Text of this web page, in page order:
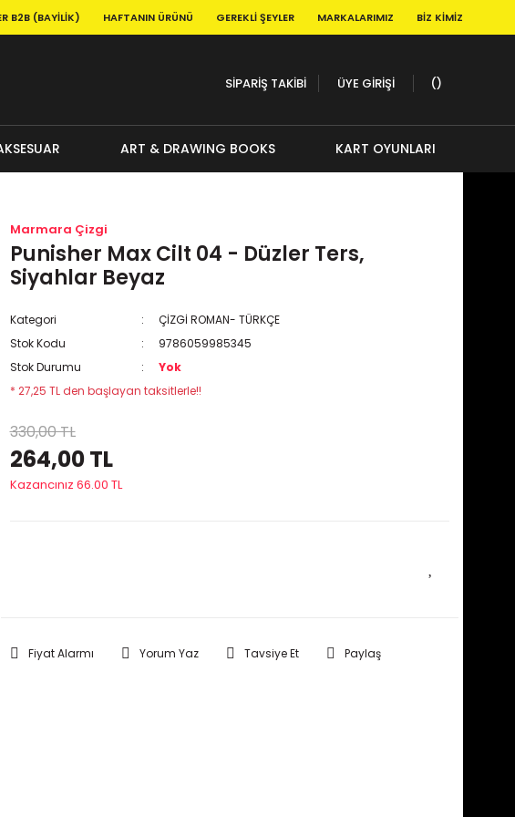
B2B (BAYILIK) HAFTANIN ÜRÜNÜ GEREKLI ŞEYLER MARKALARIMIZ BIZ KIMIZ
SİPARİŞ TAKİBİ ÜYE GİRİŞİ
ART & DRAWING BOOKS KART OYUNLARI
Marmara Çizgi
Punisher Max Cilt 04 - Düzler Ters,
Siyahlar Beyaz
Kategori
ÇİZGİ ROMAN- TÜRKÇE
Stok Kodu
9786059985345
Stok Durumu
Yok
* 27,25 TL den başlayan taksitlerle!!
330,00 TL
264,00 TL
Kazancınız 66.00 TL
Fiyat Alarmı Yorum Yaz Tavsiye Et Paylaş